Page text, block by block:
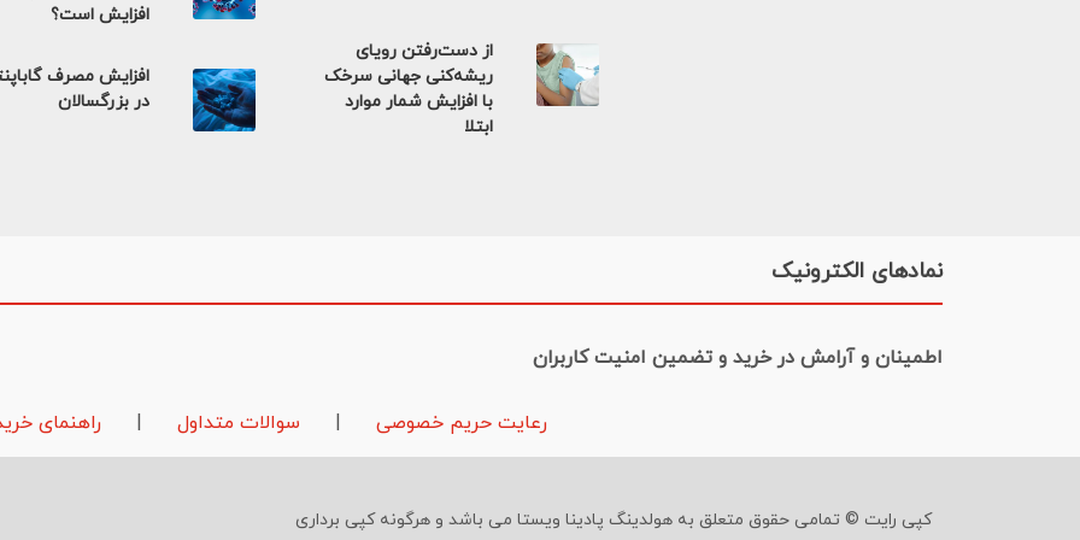
از دست‌رفتن رویای
ریشه‌کنی جهانی سرخک
با افزایش شمار موارد
ابتلا
افزایش است؟
افزایش مصرف
در بزرگسالان
نمادهای الکترونیک
اطمینان و آرامش در خرید و تضمین امنیت کاربران
رعایت حریم خصوصی سوالات متداول راهنمای
کپی رایت © تمامی حقوق متعلق به هولدینگ پادینا ویستا می باشد و هرگونه کپی برداری